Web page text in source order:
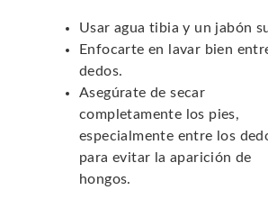
Usar agua tibia y un jabón
Enfocarte en lavar bien
dedos.
Asegúrate de secar
completamente los pies,
especialmente entre los
para evitar la aparición de
hongos.